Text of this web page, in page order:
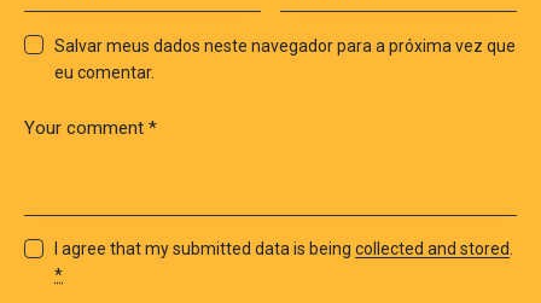
Salvar meus dados neste navegador para a próxima vez que
eu comentar.
I agree that my submitted data is beingcollected and stored.
*